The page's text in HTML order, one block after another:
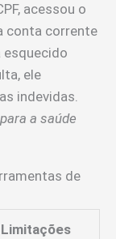
acessou o
conta corrente
esquecido
ele
indevidas.
a saúde
de
Limitações